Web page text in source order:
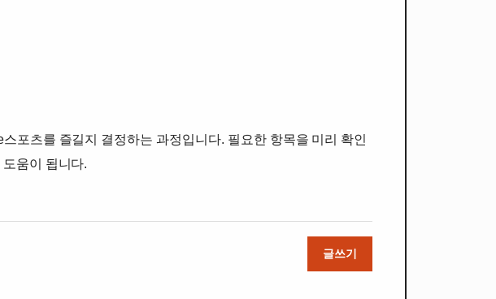
포츠를 즐길지 결정하는 과정입니다. 필요한 항목을 미리 확인
움이 됩니다.
글쓰기